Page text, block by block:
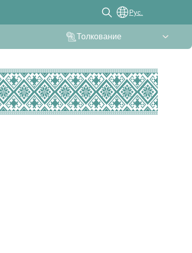
Рус.
Толкование